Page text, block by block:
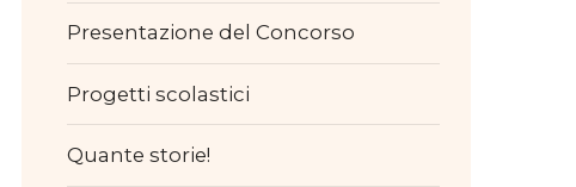
Presentazione del Concorso
Progetti scolastici
Quante storie!